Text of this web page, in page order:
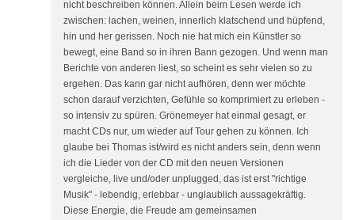
nicht beschreiben können. Allein beim Lesen werde ich
zwischen: lachen, weinen, innerlich klatschend und hüpfend,
hin und her gerissen. Noch nie hat mich ein Künstler so
bewegt, eine Band so in ihren Bann gezogen. Und wenn man
Berichte von anderen liest, so scheint es sehr vielen so zu
ergehen. Das kann gar nicht aufhören, denn wer möchte
schon darauf verzichten, Gefühle so komprimiert zu erleben -
so intensiv zu spüren. Grönemeyer hat einmal gesagt, er
macht CDs nur, um wieder auf Tour gehen zu können. Ich
glaube bei Thomas ist/wird es nicht anders sein, denn wenn
ich die Lieder von der CD mit den neuen Versionen
vergleiche, live und/oder unplugged, das ist erst "richtige
Musik" - lebendig, erlebbar - unglaublich aussagekräftig.
Diese Energie, die Freude am gemeinsamen